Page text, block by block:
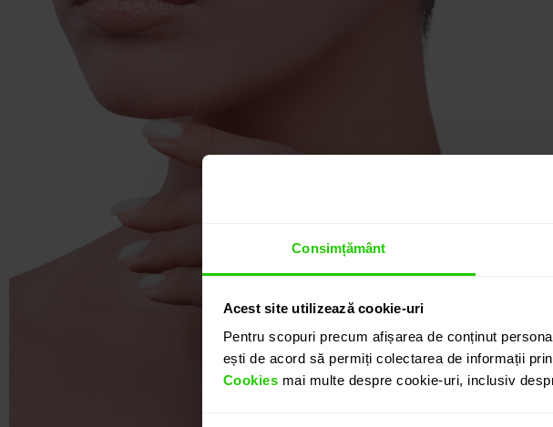
Consimțământ
Acest site utilizează cookie-uri
Pentru scopuri precum afișarea de conținut
ești de acord să permiți colectarea de informații
Cookies mai multe despre cookie-uri, inclusiv